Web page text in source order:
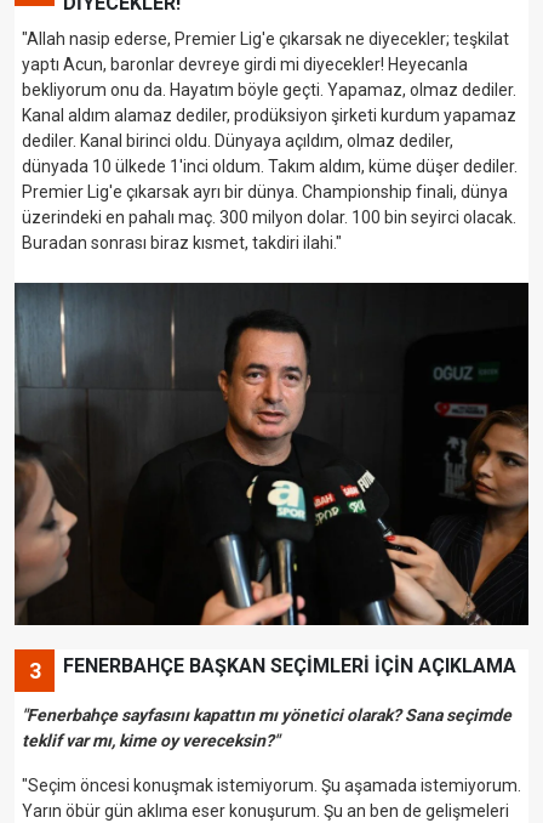
"Allah nasip ederse, Premier Lig'e çıkarsak ne diyecekler; teşkilat
yaptı Acun, baronlar devreye girdi mi diyecekler! Heyecanla
bekliyorum onu da. Hayatım böyle geçti. Yapamaz, olmaz dediler.
Kanal aldım alamaz dediler, prodüksiyon şirketi kurdum yapamaz
dediler. Kanal birinci oldu. Dünyaya açıldım, olmaz dediler,
dünyada 10 ülkede 1'inci oldum. Takım aldım, küme düşer dediler.
Premier Lig'e çıkarsak ayrı bir dünya. Championship finali, dünya
üzerindeki en pahalı maç. 300 milyon dolar. 100 bin seyirci olacak.
Buradan sonrası biraz kısmet, takdiri ilahi."
3 FENERBAHÇE BAŞKAN SEÇİMLERİ İÇİN AÇIKLAMA
"Fenerbahçe sayfasını kapattın mı yönetici olarak? Sana seçimde
teklif var mı, kime oy vereceksin?"
"Seçim öncesi konuşmak istemiyorum. Şu aşamada istemiyorum.
Yarın öbür gün aklıma eser konuşurum. Şu an ben de gelişmeleri